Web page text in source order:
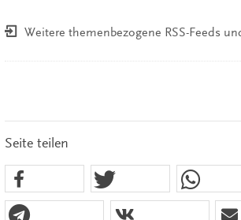
Weitere themenbezogene RSS-Feeds
Seite teilen